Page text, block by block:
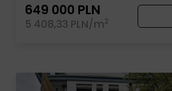
649 000 PLN
5 408,33 PLN/m2